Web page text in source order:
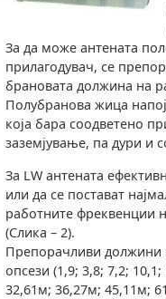
За да може антената
прилагодувач, се
брановата должина на
Полубранова жица
која бара соодветено
заземјување, па дури и
За LW антената
или да се постават
работните фреквенции
(Слика – 2).
Препорачливи должини
опсези (1,9; 3,8; 7,2;
32,61м; 36,27м; 45,11м;